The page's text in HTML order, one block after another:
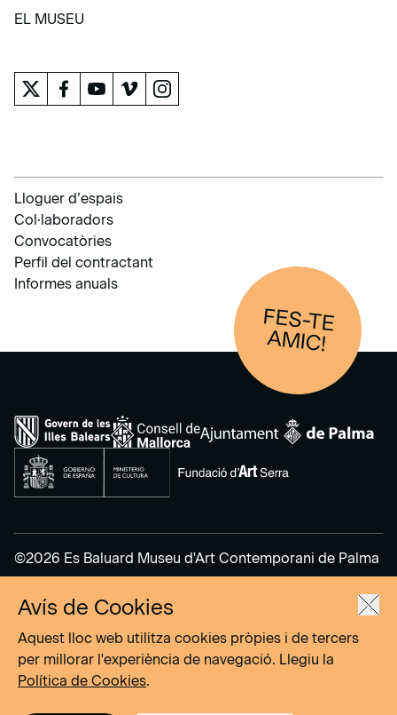
APRENDRE
EL MUSEU
Lloguer d’espais
Col·laboradors
Convocatòries
Perfil del contractant
Informes anuals
FES-TE
AM
IC!
©2026 Es Baluard Museu d'Art Contemporani de Palma
Avís legal
Política de privacitat
Política de cookies
Avís de Cookies
Aquest lloc web utilitza cookies pròpies i de tercers
per millorar l'experiència de navegació. Llegiu la
Política de Cookies.